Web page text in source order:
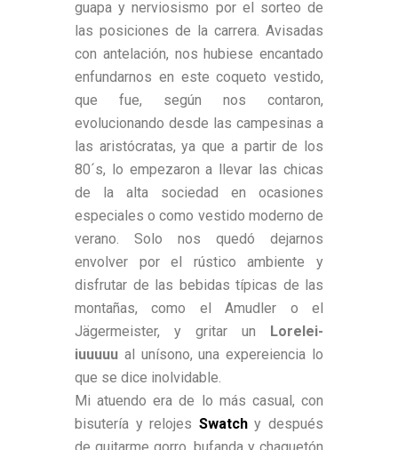
guapa y nerviosismo por el sorteo de
las posiciones de la carrera. Avisadas
con antelación, nos hubiese encantado
enfundarnos en este coqueto vestido,
que fue, según nos contaron,
evolucionando desde las campesinas a
las aristócratas, ya que a partir de los
80´s, lo empezaron a llevar las chicas
de la alta sociedad en ocasiones
especiales o como vestido moderno de
verano. Solo nos quedó dejarnos
envolver por el rústico ambiente y
disfrutar de las bebidas típicas de las
montañas, como el Amudler o el
Jägermeister, y gritar un Lorelei-
iuuuuu al unísono, una expereiencia lo
que se dice inolvidable.
Mi atuendo era de lo más casual, con
bisutería y relojes Swatchy después